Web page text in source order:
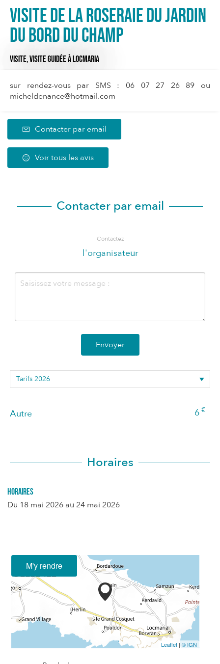
Visite de la Roseraie du jardin
du Bord du champ
VISITE,VISITE GUIDÉEÀ LOCMARIA
sur rendez-vous par SMS : 06 07 27 26 89 ou
micheldenance@hotmail.com
Contacter par email
Voir tous les avis
Contacter par email
Contactez
l'organisateur
Envoyer
Autre 6 €
Horaires
Horaires
Du 18 mai 2026 au 24 mai 2026
M'y rendre
Leaflet | © IGN